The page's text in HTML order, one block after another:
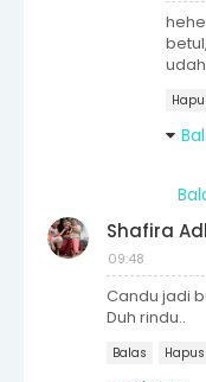
Shafira
09:48
Candu jadi
Duh rindu..
Balas Hapus